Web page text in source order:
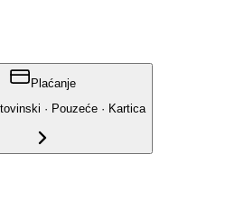
Plaćanje
· Pouzeće · Kartica